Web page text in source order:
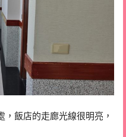
飯店的走廊光線很明亮，